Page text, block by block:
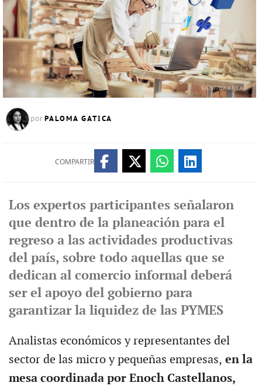
por PALOMA GATICA
COMPARTIR
Los expertos participantes señalaron
que dentro de la planeación para el
regreso a las actividades productivas
del país, sobre todo aquellas que se
dedican al comercio informal deberá
ser el apoyo del gobierno para
garantizar la liquidez de las PYMES
​Analistas económicos y representantes del
sector de las micro y pequeñas empresas, en la
mesa coordinada por Enoch Castellanos,